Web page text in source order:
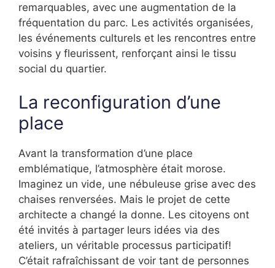
remarquables, avec une augmentation de la
fréquentation du parc. Les activités organisées,
les événements culturels et les rencontres entre
voisins y fleurissent, renforçant ainsi le tissu
social du quartier.
La reconfiguration d’une
place
Avant la transformation d’une place
emblématique, l’atmosphère était morose.
Imaginez un vide, une nébuleuse grise avec des
chaises renversées. Mais le projet de cette
architecte a changé la donne. Les citoyens ont
été invités à partager leurs idées via des
ateliers, un véritable processus participatif!
C’était rafraîchissant de voir tant de personnes